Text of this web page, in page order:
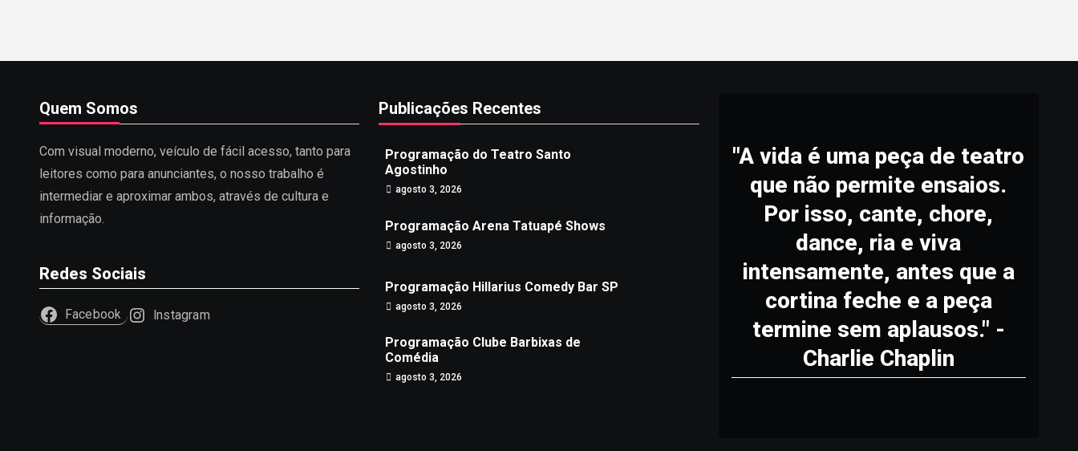
Quem Somos
Com visual moderno, veículo de fácil acesso, tanto para
leitores como para anunciantes, o nosso trabalho é
intermediar e aproximar ambos, através de cultura e
informação.
Redes Sociais
Facebook Instagram
Publicações Recentes
Programação do Teatro Santo
Agostinho
agosto 3, 2026
Programação Arena Tatuapé Shows
agosto 3, 2026
Programação Hillarius Comedy Bar SP
agosto 3, 2026
Programação Clube Barbixas de
Comédia
agosto 3, 2026
"A vida é uma peça de teatro
que não permite ensaios.
Por isso, cante, chore,
dance, ria e viva
intensamente, antes que a
cortina feche e a peça
termine sem aplausos." -
Charlie Chaplin